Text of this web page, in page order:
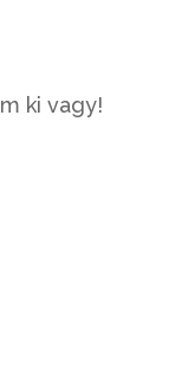
ki vagy!